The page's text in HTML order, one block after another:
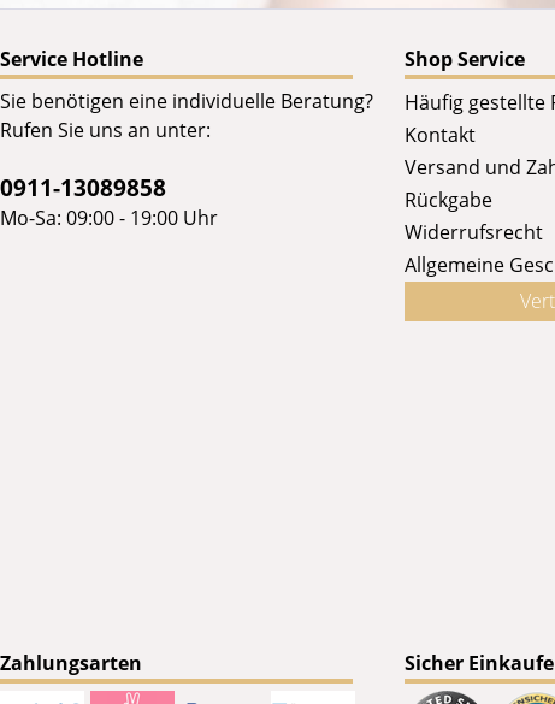
Service Hotline
Sie benötigen eine individuelle Beratung?
Rufen Sie uns an unter:
0911-13089858
Mo-Sa: 09:00 - 19:00 Uhr
Shop Service
Häufig gestellte
Kontakt
Versand und
Rückgabe
Widerrufsrecht
Allgemeine
Zahlungsarten Sicher